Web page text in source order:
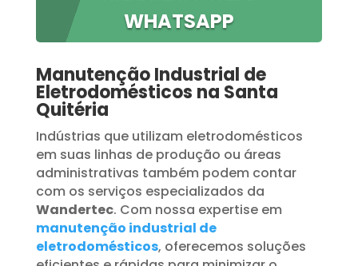
WHATSAPP
Manutenção Industrial de
Eletrodomésticos na Santa
Quitéria
Indústrias que utilizam eletrodomésticos
em suas linhas de produção ou áreas
administrativas também podem contar
com os serviços especializados da
Wandertec. Com nossa expertise em
manutenção industrial de
eletrodomésticos, oferecemos soluções